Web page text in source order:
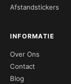
Afstandstickers
INFORMATIE
Over Ons
Contact
Blog